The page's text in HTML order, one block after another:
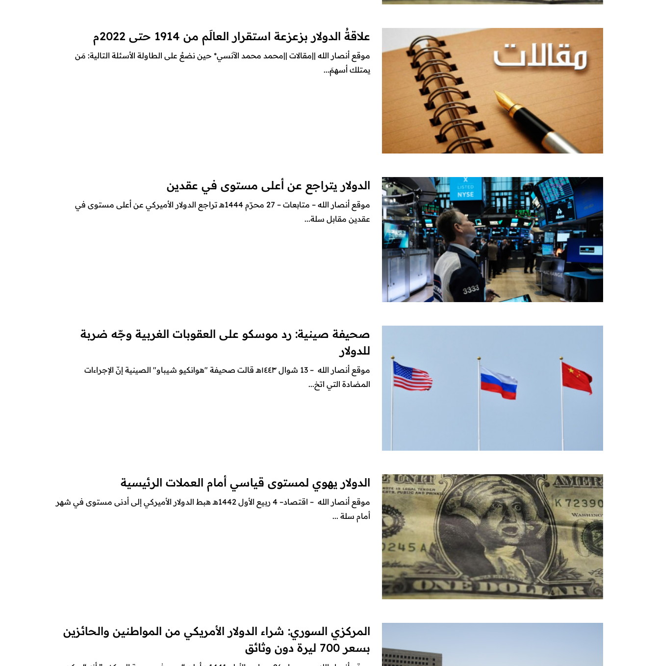
علاقةُ الدولار بزعزعة استقرار العالَم من 1914 حتى 2022م
‏موقع أنصار الله ||مقالات ||محمد محمد الآنسي* حين نضعُ على الطاولة الأسئلة التالية: مَن
يمتلك أسهمَ...
الدولار يتراجع عن أعلى مستوى في عقدين
موقع أنصار الله – متابعات – 27 محرّم 1444هـ تراجع الدولار الأميركي عن أعلى مستوى في
عقدين مقابل سلة...
صحيفة صينية: رد موسكو على العقوبات الغربية وجّه ضربة
للدولار
موقع أنصار الله – 13 شوال ١٤٤٣هـ قالت صحيفة "هوانكيو شيباو" الصينية إنّ الإجراءات
المضادة التي اتخ...
الدولار يهوي لمستوى قياسي أمام العملات الرئيسية
موقع أنصار الله – اقتصاد– 4 ربيع الأول 1442هـ هبط الدولار الأميركي إلى أدنى مستوى في شهر
أمام سلة ...
المركزي السوري: شراء الدولار الأمريكي من المواطنين والحائزين
بسعر 700 ليرة دون وثائق